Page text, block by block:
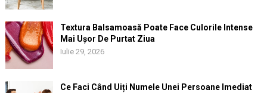
Textura Balsamoasă Poate Face Culorile Intense
Mai Ușor De Purtat Ziua
Iulie 29, 2026
Ce Faci Când Uiți Numele Unei Persoane Imediat